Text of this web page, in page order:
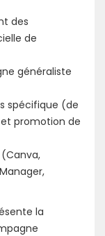
des
de
généraliste
spécifique (de
promotion de
la